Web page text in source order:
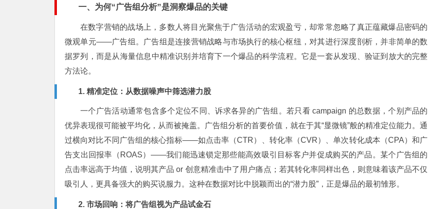
一、为何“广告组分析”是洞察爆品的关键
在数字营销的战场上，多数人将目光聚焦于广告活动的宏观盈亏，却常常忽略了真正蕴藏爆品密码的
微观单元——广告组。广告组是连接营销战略与市场执行的核心枢纽，对其进行深度剖析，并非简单的数
据罗列，而是从海量信息中精准识别并培育下一个爆品的科学流程。它是一套从发现、验证到放大的完整
方法论。
1. 精准定位：从数据噪声中筛选潜力股
一个广告活动通常包含多个定位不同、诉求各异的广告组。若只看 campaign 的总数据，个别产品的
优异表现很可能被平均化，从而被掩盖。广告组分析的首要价值，就在于其“显微镜”般的精准定位能力。通
过横向对比不同广告组的核心指标——如点击率（CTR）、转化率（CVR）、单次转化成本（CPA）和广
告支出回报率（ROAS）——我们能迅速锁定那些能高效吸引目标客户并促成购买的产品。某个广告组的
点击率远高于均值，说明其产品 or 创意精准击中了用户痛点；若其转化率同样出色，则意味着该产品不仅
吸引人，更具备强大的购买说服力。这种在数据对比中脱颖而出的“潜力股”，正是爆品的最初雏形。
2. 市场回响：将广告组视为产品试金石